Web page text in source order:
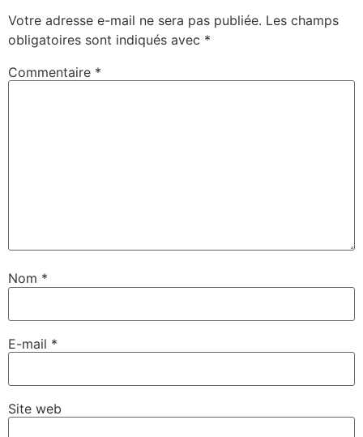
Votre adresse e-mail ne sera pas publiée. Les champs
obligatoires sont indiqués avec *
Commentaire *
Nom *
E-mail *
Site web